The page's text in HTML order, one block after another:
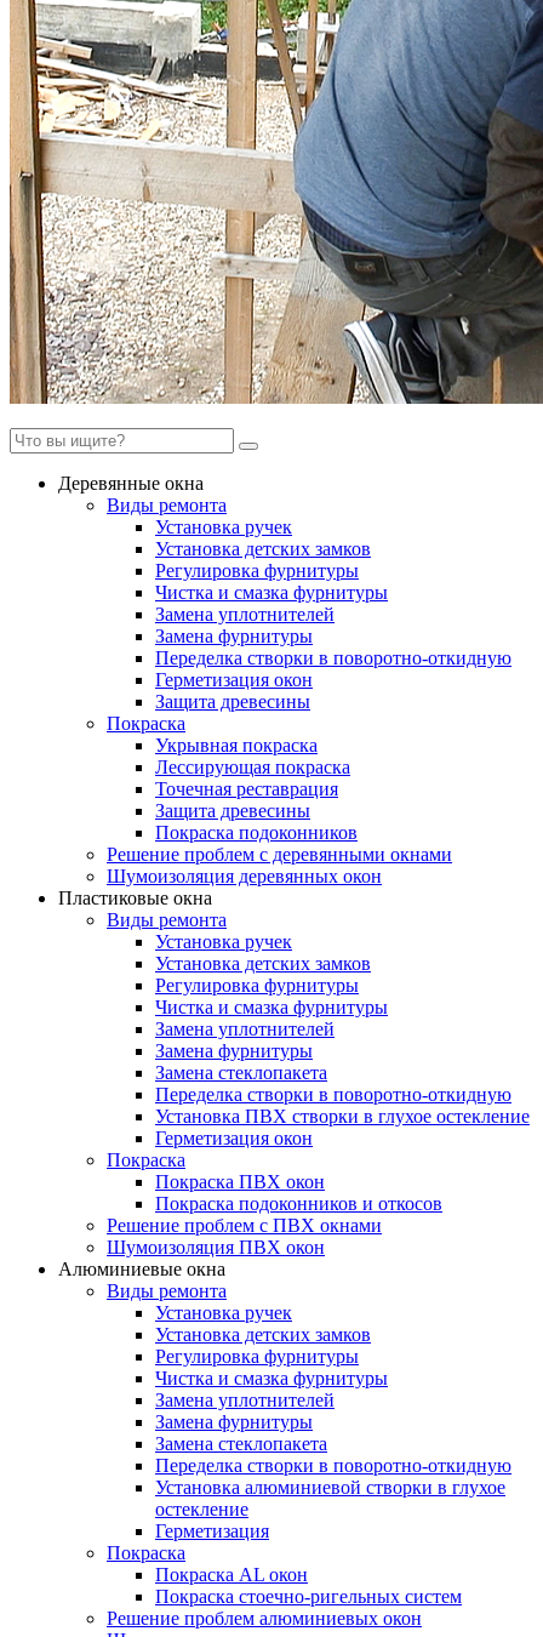
Деревянные окна
Виды ремонта
Установка ручек
Установка детских замков
Регулировка фурнитуры
Чистка и смазка фурнитуры
Замена уплотнителей
Замена фурнитуры
Переделка створки в поворотно-откидную
Герметизация окон
Защита древесины
Покраска
Укрывная покраска
Лессирующая покраска
Точечная реставрация
Защита древесины
Покраска подоконников
Решение проблем с деревянными окнами
Шумоизоляция деревянных окон
Пластиковые окна
Виды ремонта
Установка ручек
Установка детских замков
Регулировка фурнитуры
Чистка и смазка фурнитуры
Замена уплотнителей
Замена фурнитуры
Замена стеклопакета
Переделка створки в поворотно-откидную
Установка ПВХ створки в глухое остекление
Герметизация окон
Покраска
Покраска ПВХ окон
Покраска подоконников и откосов
Решение проблем с ПВХ окнами
Шумоизоляция ПВХ окон
Алюминиевые окна
Виды ремонта
Установка ручек
Установка детских замков
Регулировка фурнитуры
Чистка и смазка фурнитуры
Замена уплотнителей
Замена фурнитуры
Замена стеклопакета
Переделка створки в поворотно-откидную
Установка алюминиевой створки в глухое
остекление
Герметизация
Покраска
Покраска AL окон
Покраска стоечно-ригельных систем
Решение проблем алюминиевых окон